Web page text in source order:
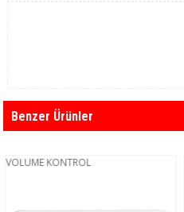
Benzer Ürünler
VOLUME KONTROL